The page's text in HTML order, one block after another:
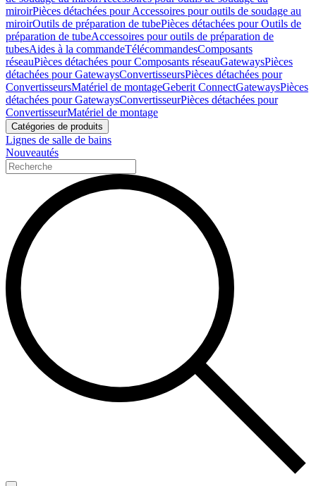
miroirPièces détachées pour Accessoires pour outils de soudage au
miroirOutils de préparation de tubePièces détachées pour Outils de
préparation de tubeAccessoires pour outils de préparation de
tubesAides à la commandeTélécommandesComposants
réseauPièces détachées pour Composants réseauGatewaysPièces
détachées pour GatewaysConvertisseursPièces détachées pour
ConvertisseursMatériel de montageGeberit ConnectGatewaysPièces
détachées pour GatewaysConvertisseurPièces détachées pour
ConvertisseurMatériel de montage
Catégories de produits
Lignes de salle de bains
Nouveautés